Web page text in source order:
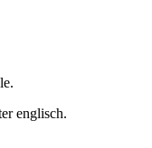
englisch.